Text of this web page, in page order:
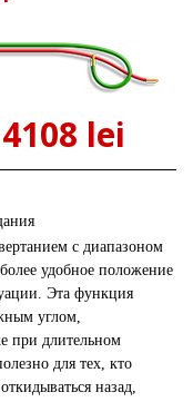
4108 lei
с диапазоном
удобное положение
Эта функция
углом,
при длительном
для тех, кто
назад,